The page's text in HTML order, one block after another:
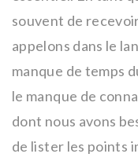
souvent de
appelons dans le
manque de temps
le manque de
dont nous avons
de lister les points